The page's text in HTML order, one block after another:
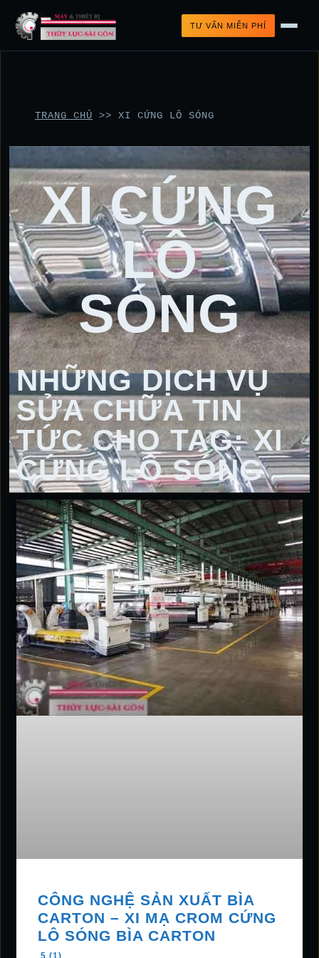
TƯ VẤN MIỄN PHÍ
TRANG CHỦ >>XI CỨNG LÔ SÓNG
XI CỨNG
LÔ
SÓNG
NHỮNG DỊCH VỤ
SỬA CHỮA TIN
TỨC CHO TAG: XI
CỨNG LÔ SÓNG
CÔNG NGHỆ SẢN XUẤT BÌA
CARTON – XI MẠ CROM CỨNG
LÔ SÓNG BÌA CARTON
5 (1)